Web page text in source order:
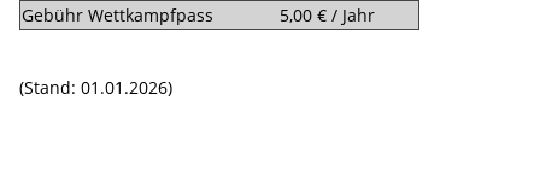
Gebühr Wettkampfpass
5,00 € / Jahr
(Stand: 01.01.2026)